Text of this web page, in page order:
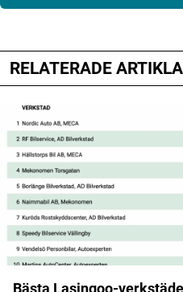
Din e-postadress kommer
Kommentar
Namn*
RELATERADE
Bästa Lasingoo-